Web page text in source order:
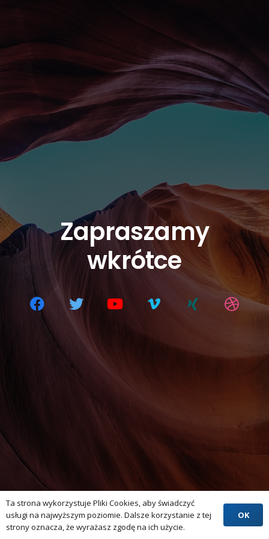
Zapraszamy
wkrótce
Ta strona wykorzystuje Pliki Cookies, aby świadczyć
usługi na najwyższym poziomie. Dalsze korzystanie z tej
strony oznacza, że wyrażasz zgodę na ich użycie.
OK